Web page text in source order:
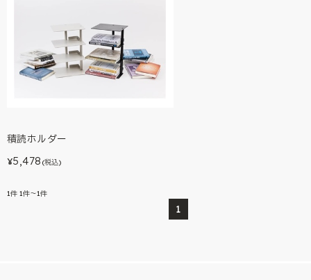
積読ホルダー
¥5,478 (税込)
1件 1件～1件
1